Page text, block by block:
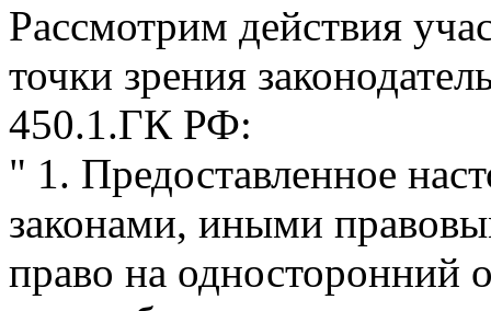
Рассмотрим действия
точки зрения
450.1.ГК РФ:
" 1. Предоставленное
законами, иными
право на односторонний